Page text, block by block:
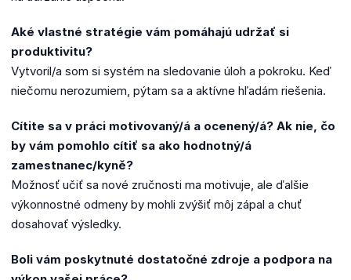
Aké vlastné stratégie vám pomáhajú udržať si
produktivitu?
Vytvoril/a som si systém na sledovanie úloh a pokroku. Keď
niečomu nerozumiem, pýtam sa a aktívne hľadám riešenia.
Cítite sa v práci motivovaný/á a ocenený/á? Ak nie, čo
by vám pomohlo cítiť sa ako hodnotný/á
zamestnanec/kyně?
Možnosť učiť sa nové zručnosti ma motivuje, ale ďalšie
výkonnostné odmeny by mohli zvýšiť môj zápal a chuť
dosahovať výsledky.
Boli vám poskytnuté dostatočné zdroje a podpora na